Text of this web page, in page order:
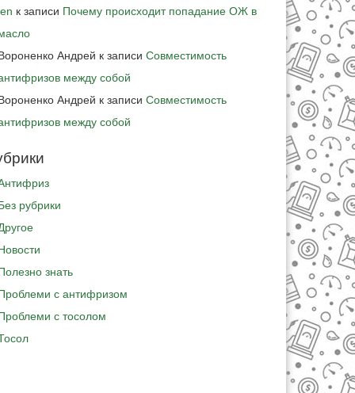
к записи Почему происходит попадание ОЖ в
Андрей к записи Совместимость
между собой
Андрей к записи Совместимость
между собой
рубрики
знать
с антифризом
с тосолом